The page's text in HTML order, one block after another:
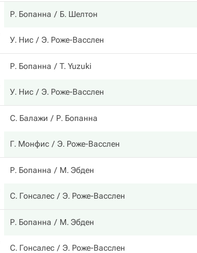
Р. Бопанна Б. Шелтон
У. Нис Э. Роже-Васслен
Р. Бопанна T. Yuzuki
У. Нис Э. Роже-Васслен
С. Балажи Р. Бопанна
Г. Монфис Э. Роже-Васслен
Р. Бопанна М. Эбден
С. Гонсалес Э. Роже-Васслен
Р. Бопанна М. Эбден
С. Гонсалес Э. Роже-Васслен